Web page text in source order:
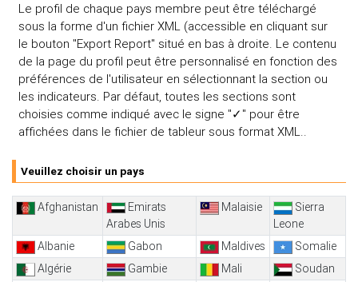
Le profil de chaque pays membre peut être téléchargé
sous la forme d'un fichier XML (accessible en cliquant sur
le bouton "Export Report" situé en bas à droite. Le contenu
de la page du profil peut être personnalisé en fonction des
préférences de l'utilisateur en sélectionnant la section ou
les indicateurs. Par défaut, toutes les sections sont
choisies comme indiqué avec le signe "✓" pour être
affichées dans le fichier de tableur sous format XML..
Veuillez choisir un pays
Afghanistan
Emirats
Arabes Unis
Malaisie
Sierra
Leone
Albanie
Gabon Maldives
Somalie
Algérie
Gambie Mali
Soudan